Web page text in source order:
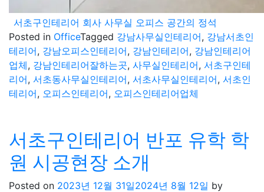
서초구인테리어 회사 사무실 오피스 공간의 정석
Posted in OfficeTagged 강남사무실인테리어, 강남서초인
테리어, 강남오피스인테리어, 강남인테리어, 강남인테리어
업체, 강남인테리어잘하는곳, 사무실인테리어, 서초구인테
리어, 서초동사무실인테리어, 서초사무실인테리어, 서초인
테리어, 오피스인테리어, 오피스인테리어업체
서초구인테리어 반포 유학 학
원 시공현장 소개
Posted on 2023년 12월 31일2024년 8월 12일 by